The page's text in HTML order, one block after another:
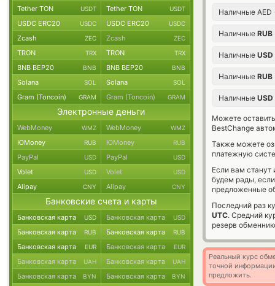
Наличные AED
Наличные RUB
Наличные USD
Наличные RUB
Наличные USD
Можете
BestChange
Также можете
платежную
Если вам
будем рады,
предложенные
Последний раз
UTC. Средний
резерв
Реальный курс
точной
предложить.
Tether TON USDT Tether TON USDT
USDC ERC20 USDC USDC ERC20 USDC
Zcash ZEC Zcash ZEC
TRON TRX TRON TRX
BNB BEP20 BNB BNB BEP20 BNB
Solana SOL Solana SOL
Gram (Toncoin) GRAM Gram (Toncoin) GRAM
Электронные деньги
WebMoney WMZ WebMoney WMZ
ЮMoney RUB ЮMoney RUB
PayPal USD PayPal USD
Volet USD Volet USD
Alipay CNY Alipay CNY
Банковские счета и карты
Банковская карта USD Банковская карта USD
Банковская карта RUB Банковская карта RUB
Банковская карта EUR Банковская карта EUR
Банковская карта UAH Банковская карта UAH
Банковская карта BYN Банковская карта BYN